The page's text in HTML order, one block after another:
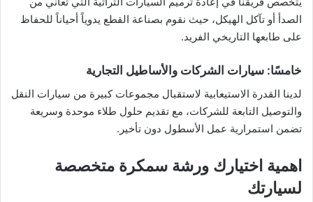
الصدأ أو تآكل الهيكل، حيث نقوم بصناعة القطع يدوياً أحياناً للحفاظ
على طابعها التاريخي الفريد.
خامسًا: سيارات الشركات والأساطيل التجارية
لدينا القدرة الاستيعابية لاستقبال مجموعات كبيرة من سيارات النقل
والتوصيل التابعة للشركات، مع تقديم حلول طلاء موحدة وسريعة
تضمن استمرارية عمل الأسطول دون تأخير.
اهمية اختيارك ورشة سمكرة متخصصة
لسيارتك